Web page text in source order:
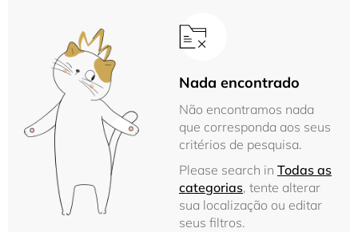
Nada encontrado
Não encontramos nada
que corresponda aos seus
critérios de pesquisa.
Please search in Todas as
categorias, tente alterar
sua localização ou editar
seus filtros.